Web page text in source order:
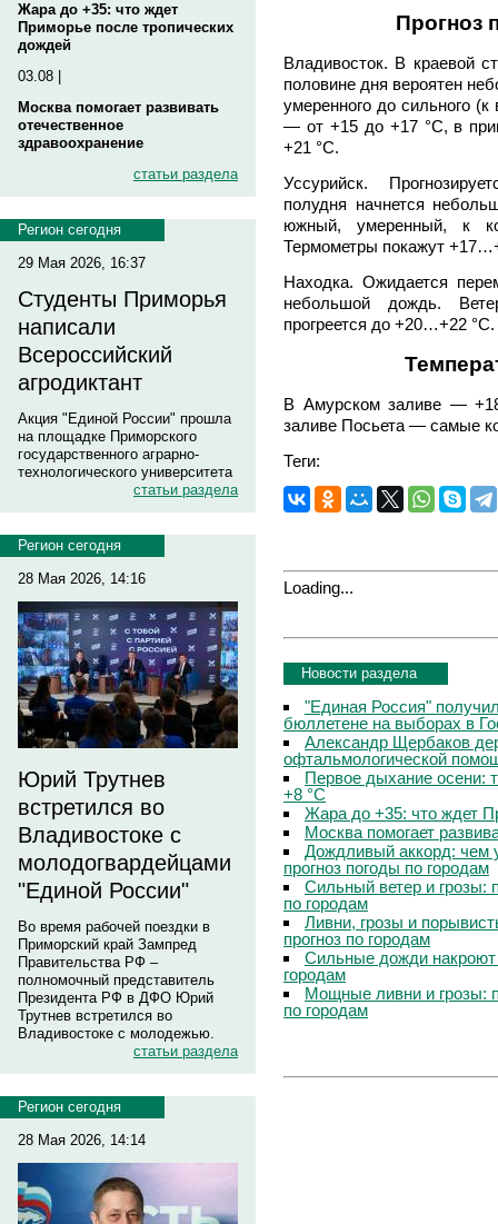
Жара до +35: что ждет
Приморье после тропических
дождей
03.08 |
Москва помогает развивать
отечественное
здравоохранение
статьи раздела
Регион сегодня
29 Мая 2026, 16:37
Студенты Приморья
написали
Всероссийский
агродиктант
Акция "Единой России" прошла
на площадке Приморского
государственного аграрно-
технологического университета
статьи раздела
Регион сегодня
28 Мая 2026, 14:16
Юрий Трутнев
встретился во
Владивостоке с
молодогвардейцами
"Единой России"
Во время рабочей поездки в
Приморский край Зампред
Правительства РФ –
полномочный представитель
Президента РФ в ДФО Юрий
Трутнев встретился во
Владивостоке с молодежью.
статьи раздела
Регион сегодня
28 Мая 2026, 14:14
Прогноз
Владивосток. В краевой
половине дня вероятен
умеренного до сильного
— от +15 до +17 °C, в
+21 °C.
Уссурийск.
полудня начнется
южный, умеренный, к
Термометры покажут
Находка. Ожидается
небольшой дождь.
прогреется до +20…+22 °C.
В Амурском заливе —
заливе Посьета — самые
Теги:
Loading...
Новости раздела
"Единая Россия"
бюллетене на выборах в
Александр Щербаков
офтальмологической
Первое дыхание осени:
+8 °C
Жара до +35: что ждет
Москва помогает
Дождливый аккорд: чем
прогноз погоды по городам
Сильный ветер и грозы:
по городам
Ливни, грозы и
прогноз по городам
Сильные дожди
городам
Мощные ливни и грозы:
по городам